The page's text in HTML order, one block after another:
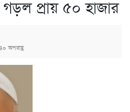
গড়ল প্রায় ৫০ হাজার
অপরাহ্ণ